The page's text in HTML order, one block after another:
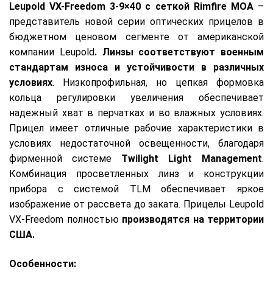
Leupold VX-Freedom 3-9×40 c сеткой Rimfire MOA–
представитель новой серии оптических прицелов в
бюджетном ценовом сегменте от американской
компании Leupold. Линзы соответствуют военным
стандартам износа и устойчивости в различных
условиях. Низкопрофильная, но цепкая формовка
кольца регулировки увеличения обеспечивает
надежный хват в перчатках и во влажных условиях.
Прицел имеет отличные рабочие характеристики в
условиях недостаточной освещенности, благодаря
фирменной системе Twilight Light Management.
Комбинация просветленных линз и конструкции
прибора с системой TLM обеспечивает яркое
изображение от рассвета до заката. Прицелы Leupold
VX-Freedom полностью производятся на территории
США.
Особенности: